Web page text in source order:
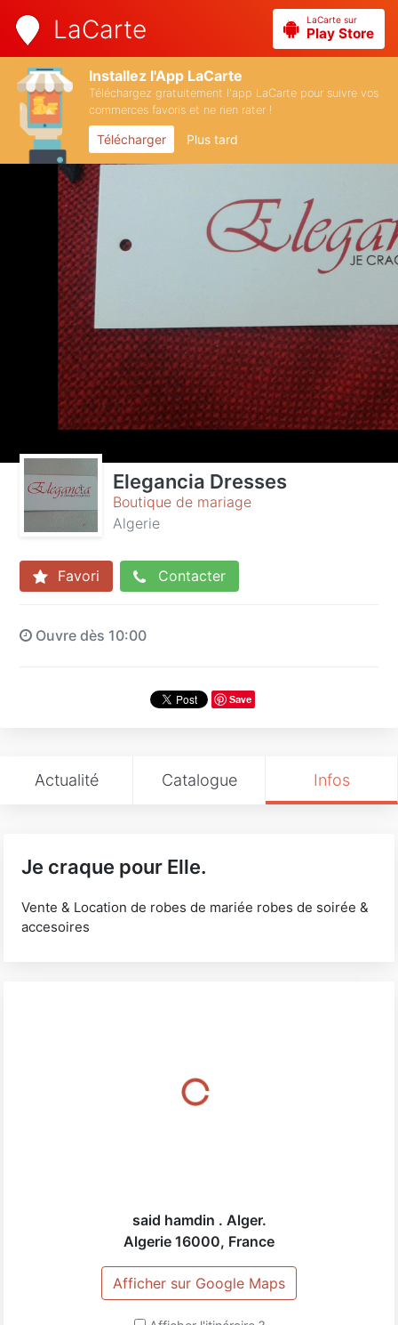
LaCarte LaCarte sur
Play Store
Installez l'App LaCarte
Téléchargez gratuitement l'app LaCarte pour suivre vos
commerces favoris et ne rien rater !
Télécharger Plus tard
Elegancia Dresses
Boutique de mariage
Algerie
Favori Contacter
Ouvre dès 10:00
Save
Actualité Catalogue Infos
Je craque pour Elle.
Vente & Location de robes de mariée robes de soirée &
accesoires
said hamdin . Alger.
Algerie 16000, France
Afficher sur Google Maps